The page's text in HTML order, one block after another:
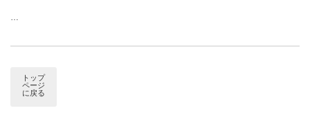
…
トップ
ページ
に戻る